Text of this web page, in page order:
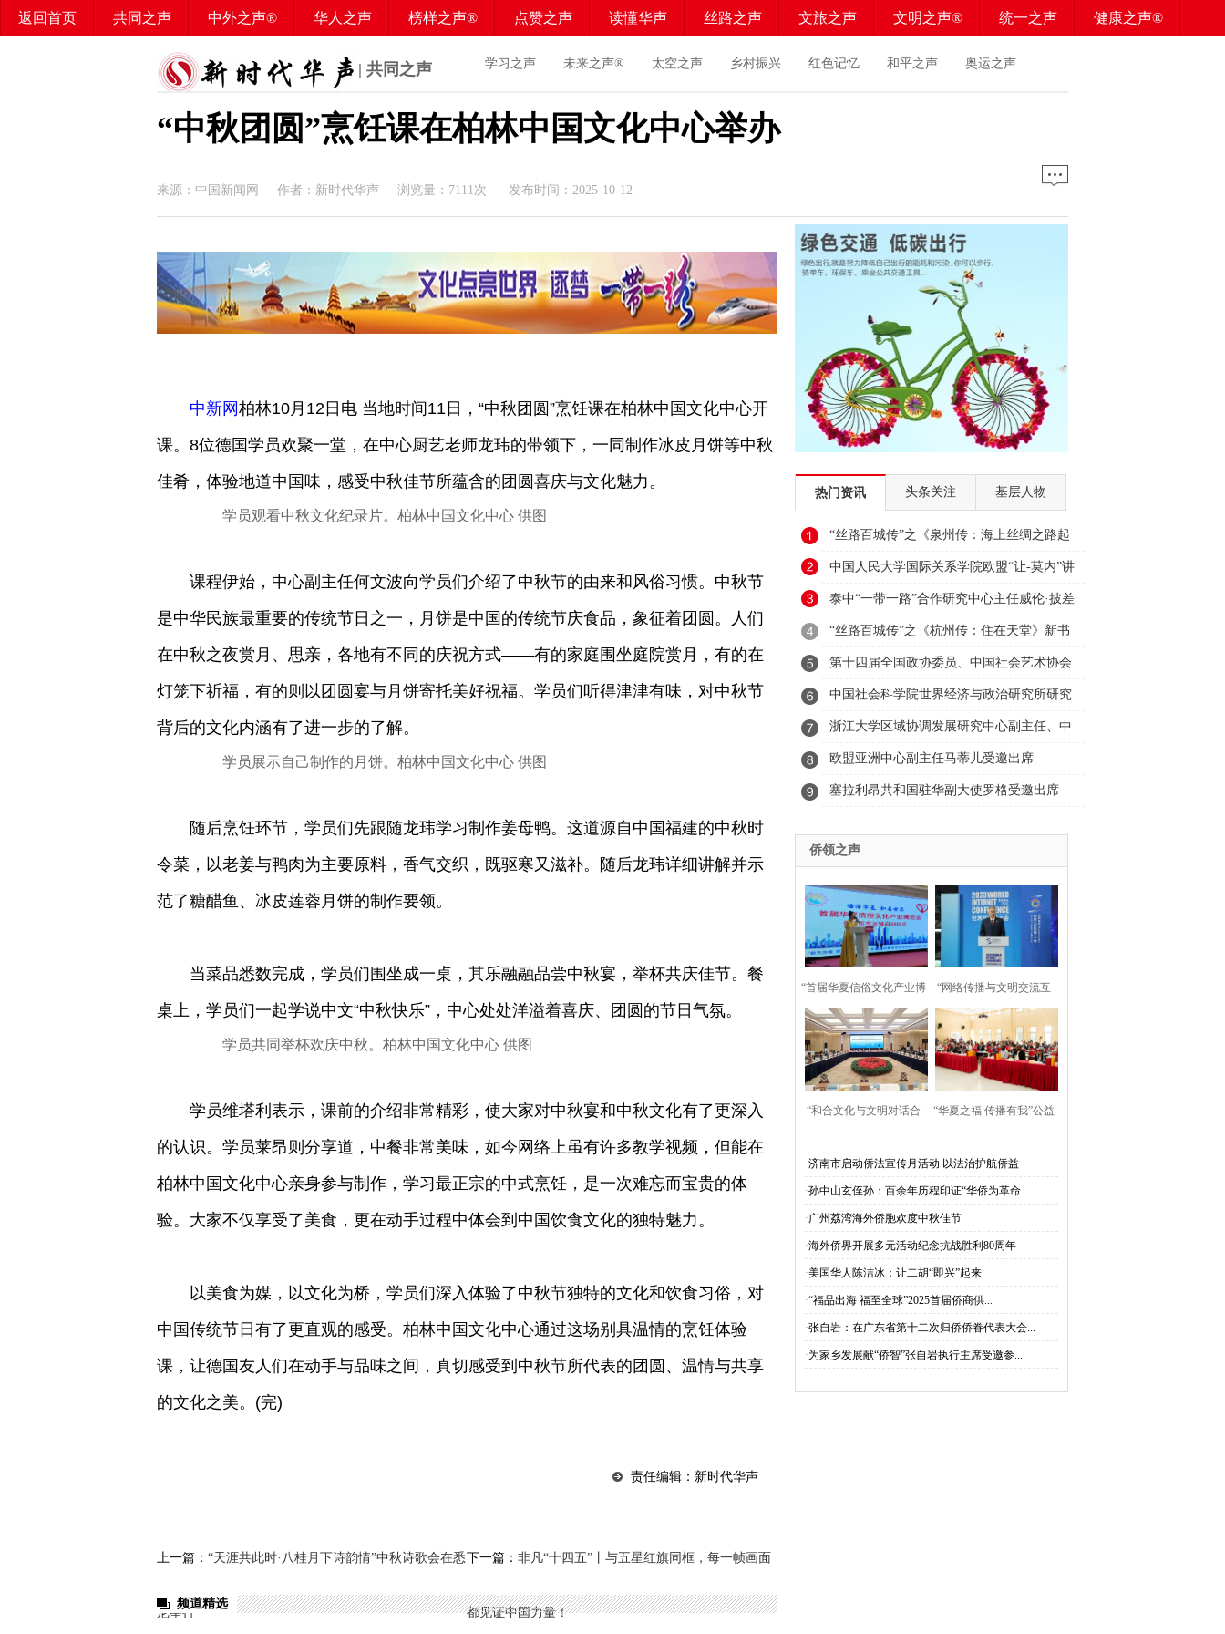
返回首页 共同之声 中外之声® 华人之声 榜样之声® 点赞之声 读懂华声 丝路之声 文旅之声 文明之声® 统一之声 健康之声®
百姓之声® 华声学堂
| 共同之声 学习之声 未来之声® 太空之声 乡村振兴 红色记忆 和平之声 奥运之声
公益之声 应急之声
“中秋团圆”烹饪课在柏林中国文化中心举办
来源：中国新闻网 作者：新时代华声 浏览量： 7111次 发布时间：2025-10-12
中新网 柏林10月12日电 当地时间11日，“中秋团圆”烹饪课在柏林中国文化中心开
课。8位德国学员欢聚一堂，在中心厨艺老师龙玮的带领下，一同制作冰皮月饼等中秋
佳肴，体验地道中国味，感受中秋佳节所蕴含的团圆喜庆与文化魅力。
学员观看中秋文化纪录片。柏林中国文化中心 供图
课程伊始，中心副主任何文波向学员们介绍了中秋节的由来和风俗习惯。中秋节
是中华民族最重要的传统节日之一，月饼是中国的传统节庆食品，象征着团圆。人们
在中秋之夜赏月、思亲，各地有不同的庆祝方式——有的家庭围坐庭院赏月，有的在
灯笼下祈福，有的则以团圆宴与月饼寄托美好祝福。学员们听得津津有味，对中秋节
背后的文化内涵有了进一步的了解。
学员展示自己制作的月饼。柏林中国文化中心 供图
随后烹饪环节，学员们先跟随龙玮学习制作姜母鸭。这道源自中国福建的中秋时
令菜，以老姜与鸭肉为主要原料，香气交织，既驱寒又滋补。随后龙玮详细讲解并示
范了糖醋鱼、冰皮莲蓉月饼的制作要领。
当菜品悉数完成，学员们围坐成一桌，其乐融融品尝中秋宴，举杯共庆佳节。餐
桌上，学员们一起学说中文“中秋快乐”，中心处处洋溢着喜庆、团圆的节日气氛。
学员共同举杯欢庆中秋。柏林中国文化中心 供图
学员维塔利表示，课前的介绍非常精彩，使大家对中秋宴和中秋文化有了更深入
的认识。学员莱昂则分享道，中餐非常美味，如今网络上虽有许多教学视频，但能在
柏林中国文化中心亲身参与制作，学习最正宗的中式烹饪，是一次难忘而宝贵的体
验。大家不仅享受了美食，更在动手过程中体会到中国饮食文化的独特魅力。
以美食为媒，以文化为桥，学员们深入体验了中秋节独特的文化和饮食习俗，对
中国传统节日有了更直观的感受。柏林中国文化中心通过这场别具温情的烹饪体验
课，让德国友人们在动手与品味之间，真切感受到中秋节所代表的团圆、温情与共享
的文化之美。(完)
责任编辑：新时代华声
上一篇： “天涯共此时·八桂月下诗韵情”中秋诗歌会在悉
尼举行
下一篇： 非凡“十四五”丨与五星红旗同框，每一帧画面
都见证中国力量！
频道精选
热门资讯 头条关注 基层人物
“丝路百城传”之《泉州传：海上丝绸之路起
点》新书首发式在泉州举行
中国人民大学国际关系学院欧盟“让-莫内”讲
席教授、国际事务研究所所长、欧盟研究中
心主任王义桅受邀出席2023“为人类造福·与
丝路对话”活动并发言
泰中“一带一路”合作研究中心主任威伦·披差
翁帕迪受邀出席2023“为人类造福·与丝路对
话”活动并发言
“丝路百城传”之《杭州传：住在天堂》新书
首发式在杭州举行
第十四届全国政协委员、中国社会艺术协会
副主席舒勇受邀出席2023“为人类造福·与丝
路对话”活动并发言
中国社会科学院世界经济与政治研究所研究
员、中国社科院大学教授薛力受邀出席
2023“为人类造福·与丝路对话”活动并发言
浙江大学区域协调发展研究中心副主任、中
国西部发展研究院常务副院长董雪兵受邀出
席2023“为人类造福·与丝路对话”活动并发言
欧盟亚洲中心副主任马蒂儿受邀出席
2023“为人类造福·与丝路对话”活动并发言
塞拉利昂共和国驻华副大使罗格受邀出席
侨领之声
“首届华夏信俗文化产业博
览会”在京启动
“网络传播与文明交流互
鉴”论坛在乌镇举行
​“和合文化与文明对话合
举行
“华夏之福 传播有我”公益
大学
·济南市启动侨法宣传月活动 以法治护航侨益
·孙中山玄侄孙：百余年历程印证“华侨为革命...
·广州荔湾海外侨胞欢度中秋佳节
·海外侨界开展多元活动纪念抗战胜利80周年
·美国华人陈洁冰：让二胡“即兴”起来
·“福品出海 福至全球”2025首届侨商供...
·张自岩：在广东省第十二次归侨侨眷代表大会...
·为家乡发展献“侨智”张自岩执行主席受邀参...